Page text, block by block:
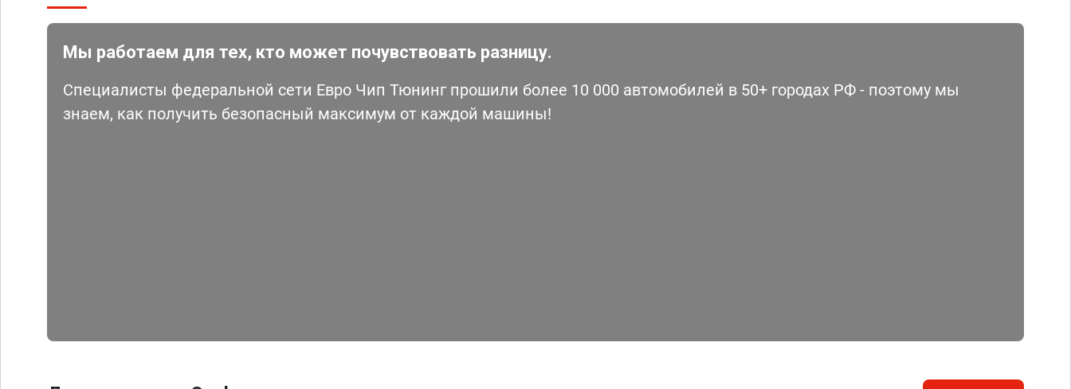
Мы работаем для тех, кто может почувствовать разницу.
Специалисты федеральной сети Евро Чип Тюнинг прошили более 10 000 автомобилей в 50+ городах РФ - поэтому мы
знаем, как получить безопасный максимум от каждой машины!